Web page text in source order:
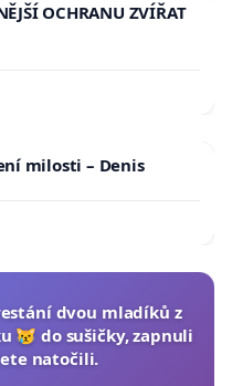
OCHRANU ZVÍŘAT
milosti – Denis
dvou mladíků z
😿 do sušičky, zapnuli
natočili.